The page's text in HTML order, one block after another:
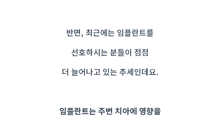
반면, 최근에는 임플란트를
선호하시는 분들이 점점
더 늘어나고 있는 추세인데요.
임플란트는 주변 치아에 영향을